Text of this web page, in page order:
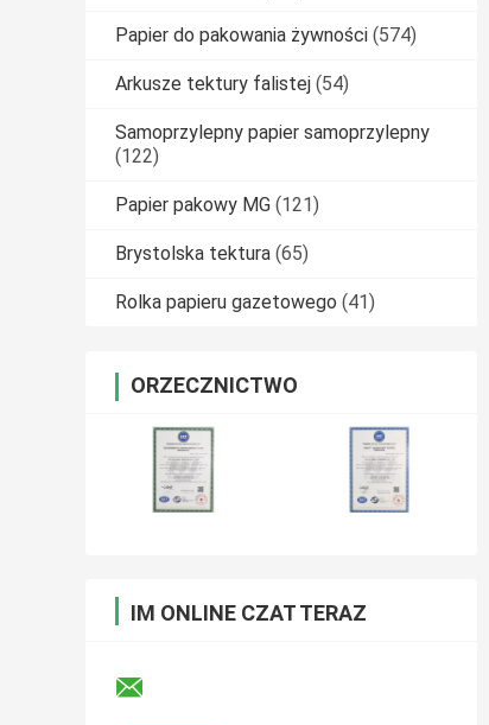
Papier do pakowania żywności (574)
Arkusze tektury falistej (54)
Samoprzylepny papier samoprzylepny
(122)
Papier pakowy MG (121)
Brystolska tektura (65)
Rolka papieru gazetowego (41)
ORZECZNICTWO
IM ONLINE CZAT TERAZ